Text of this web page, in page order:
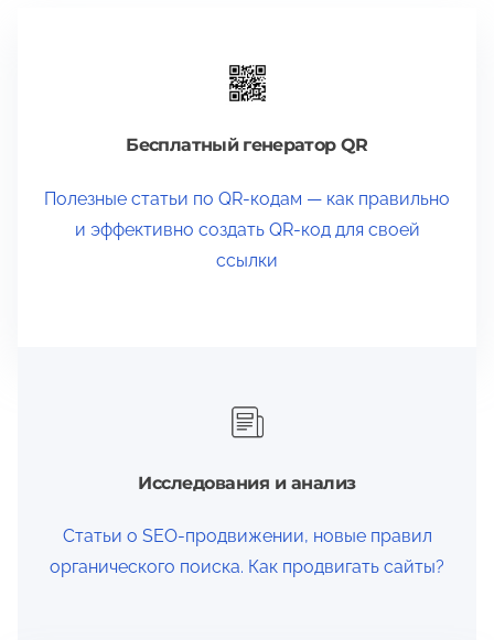
Бесплатный генератор QR
Полезные статьи по QR-кодам — как правильно
и эффективно создать QR-код для своей
ссылки
Исследования и анализ
Статьи о SEO-продвижении, новые правил
органического поиска. Как продвигать сайты?